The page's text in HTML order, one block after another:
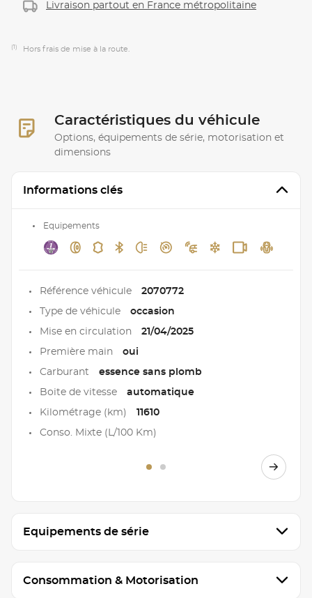
Livraison partout en France métropolitaine
(1) Hors frais de mise à la route.
Caractéristiques du véhicule
Options, équipements de série, motorisation et
dimensions
Informations clés
Equipements
Référence véhicule 2070772
Type de véhicule occasion
Mise en circulation 21/04/2025
Première main oui
Carburant essence sans plomb
Boite de vitesse automatique
Kilométrage (km) 11610
Conso. Mixte (L/100 Km)
Equipements de série
Consommation & Motorisation